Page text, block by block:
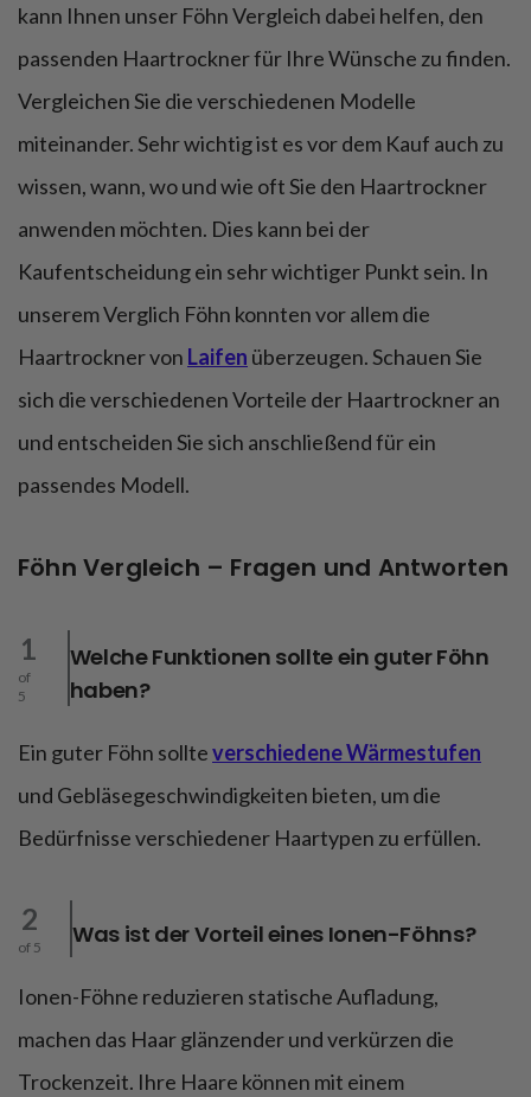
kann Ihnen unser Föhn Vergleich dabei helfen, den
passenden Haartrockner für Ihre Wünsche zu finden.
Vergleichen Sie die verschiedenen Modelle
miteinander. Sehr wichtig ist es vor dem Kauf auch zu
wissen, wann, wo und wie oft Sie den Haartrockner
anwenden möchten. Dies kann bei der
Kaufentscheidung ein sehr wichtiger Punkt sein. In
unserem Verglich Föhn konnten vor allem die
Haartrockner von Laifen überzeugen. Schauen Sie
sich die verschiedenen Vorteile der Haartrockner an
und entscheiden Sie sich anschließend für ein
passendes Modell.
Föhn Vergleich – Fragen und Antworten
1
of
5
Welche Funktionen sollte ein guter Föhn
haben?
Ein guter Föhn sollteverschiedene Wärmestufen
und Gebläsegeschwindigkeiten bieten, um die
Bedürfnisse verschiedener Haartypen zu erfüllen.
2
of 5 Was ist der Vorteil eines Ionen-Föhns?
Ionen-Föhne reduzieren statische Aufladung,
machen das Haar glänzender und verkürzen die
Trockenzeit. Ihre Haare können mit einem